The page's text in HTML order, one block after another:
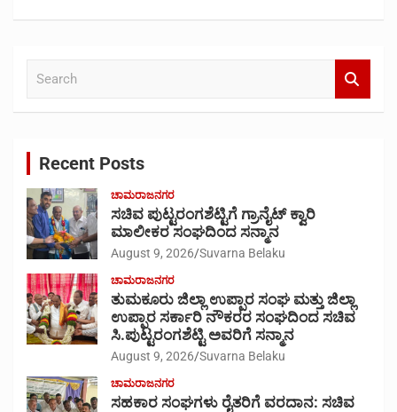
Recent Posts
ಚಾಮರಾಜನಗರ
ಸಚಿವ ಪುಟ್ಟರಂಗಶೆಟ್ಟಿಗೆ ಗ್ರಾನೈಟ್ ಕ್ವಾರಿ
ಮಾಲೀಕರ ಸಂಘದಿಂದ ಸನ್ಮಾನ
August 9, 2026 Suvarna Belaku
ಚಾಮರಾಜನಗರ
ತುಮಕೂರು ಜಿಲ್ಲಾ ಉಪ್ಪಾರ ಸಂಘ ಮತ್ತು ಜಿಲ್ಲಾ
ಉಪ್ಪಾರ ಸರ್ಕಾರಿ ನೌಕರರ ಸಂಘದಿಂದ ಸಚಿವ
ಸಿ.ಪುಟ್ಟರಂಗಶೆಟ್ಟಿ ಅವರಿಗೆ ಸನ್ಮಾನ
August 9, 2026 Suvarna Belaku
ಚಾಮರಾಜನಗರ
ಸಹಕಾರ ಸಂಘಗಳು ರೈತರಿಗೆ ವರದಾನ: ಸಚಿವ